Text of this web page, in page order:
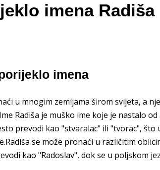
imena Radiša
imena
u mnogim zemljama širom svijeta, a
Radiša je muško ime koje je nastalo
prevodi kao "stvaralac" ili "tvorac",
se može pronaći u različitim
kao "Radoslav", dok se u poljskom